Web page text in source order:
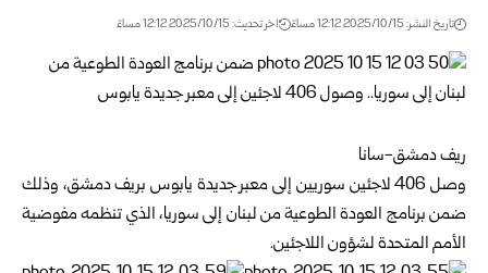
تاريخ النشر: 2025/10/15 12:12 مساءً اخر تحديث: 2025/10/15 12:12 مساءً
ريف دمشق-سانا
وصل 406 لاجئين سوريين إلى معبر جديدة يابوس بريف دمشق، وذلك
ضمن برنامج العودة الطوعية من لبنان إلى سوريا، الذي تنظمه مفوضية
الأمم المتحدة لشؤون اللاجئين.